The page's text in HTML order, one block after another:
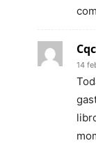
14